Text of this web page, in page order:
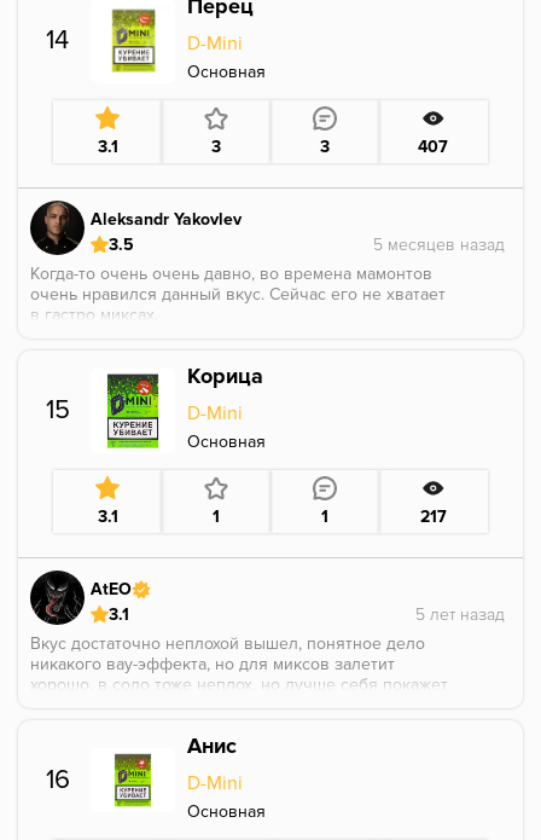
надолго, дымил маловато. Не вижу смысла
использовать, как основной вкус. Наверное остатки
добью с какой-нибудь адалией.
14
Перец
D-Mini
Основная
3.1 3 3 407
Aleksandr Yakovlev
3.5
Когда-то очень очень давно, во времена мамонтов
очень нравился данный вкус. Сейчас его не хватает
в гастро миксах.
15
Корица
D-Mini
Основная
3.1 1 1 217
AtEO
3.1
Вкус достаточно неплохой вышел, понятное дело
никакого вау-эффекта, но для миксов залетит
хорошо, в соло тоже неплох, но лучше себя покажет
16
Анис
D-Mini
Основная